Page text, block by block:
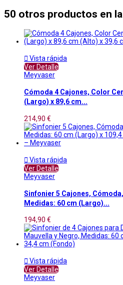
50 otros productos en
 Vista rápida
Ver Detalle
Meyvaser
Cómoda 4 Cajones, Color
(Largo) x 89,6 cm...
214,90 €
 Vista rápida
Ver Detalle
Meyvaser
Sinfonier 5 Cajones,
Medidas: 60 cm (Largo)...
194,90 €
 Vista rápida
Ver Detalle
Meyvaser